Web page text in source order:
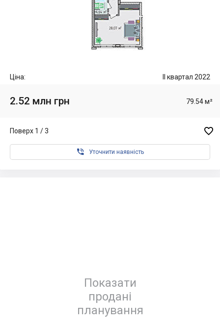
Ціна: II квартал 2022
2.52 млн грн 79.54 м²
Поверх 1 / 3 
 Уточнити наявність
Показати
продані
планування